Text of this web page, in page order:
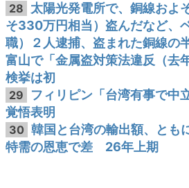
28 太陽光発電所で、銅線およ
そ330万円相当）盗んだなど、
職）２人逮捕、盗まれた銅線の
富山で「金属盗対策法違反（去
検挙は初
29
フィリピン「台湾有事で中
覚悟表明
30 韓国と台湾の輸出額、と
特需の恩恵で差 26年上期